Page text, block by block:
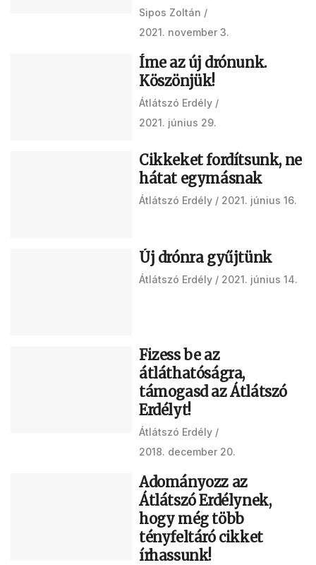
Sipos Zoltán
2021. november 3.
Íme az új drónunk.
Köszönjük!
Átlátszó Erdély
2021. június 29.
Cikkeket fordítsunk, ne
hátat egymásnak
Átlátszó Erdély 2021. június 16.
Új drónra gyűjtünk
Átlátszó Erdély 2021. június 14.
Fizess be az
átláthatóságra,
támogasd az Átlátszó
Erdélyt!
Átlátszó Erdély
2018. december 20.
Adományozz az
Átlátszó Erdélynek,
hogy még több
tényfeltáró cikket
írhassunk!